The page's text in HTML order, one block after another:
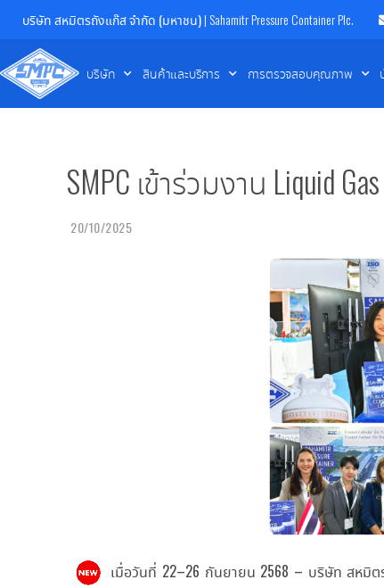
บริษัท สหมิตรถังแก๊ส จำกัด (มหาชน)| Sahamitr Pressure Container Plc.
บริษัท สินค้าและบริการ การตรวจสอบคุณภาพ
SMPC เข้าร่วมงาน Liquid
20/10/2025
เมื่อวันที่ 22–26 กันยายน 2568 – บริษัท สหมิตร